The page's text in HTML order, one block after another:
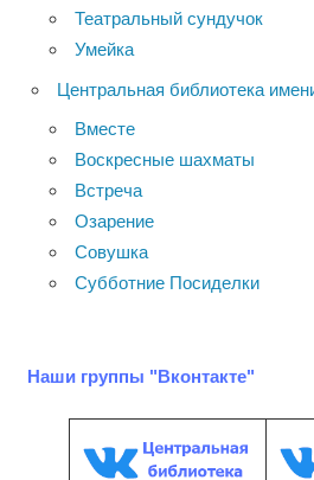
Театральный сундучок
Умейка
Центральная библиотека
Вместе
Воскресные шахматы
Встреча
Озарение
Совушка
Субботние Посиделки
Наши группы "Вконтакте"